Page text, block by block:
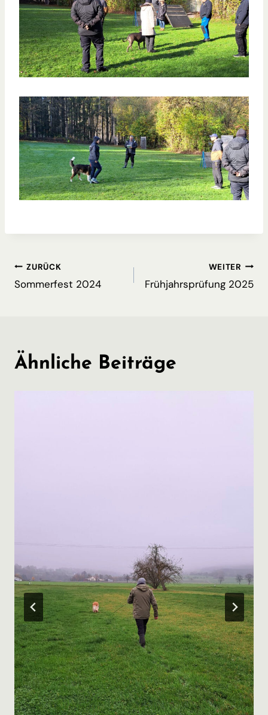
Beitragsnavigation
ZURÜCK
Sommerfest 2024
WEITER
Frühjahrsprüfung 2025
Ähnliche Beiträge